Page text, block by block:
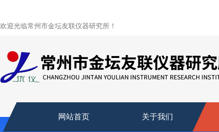
欢迎光临常州市金坛友联仪器研究所！
网站首页 关于我们